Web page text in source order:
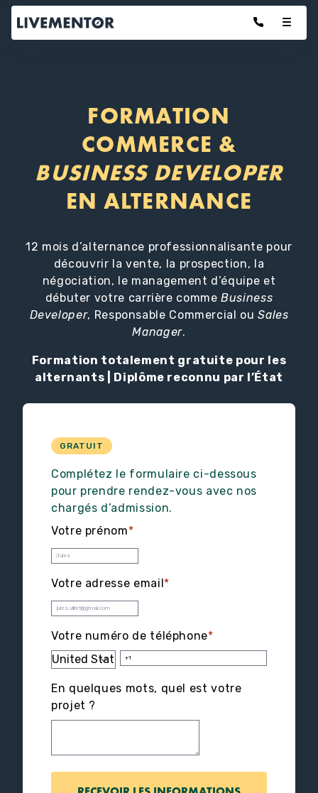
Aller
contenu
FORMATION
COMMERCE &
BUSINESS DEVELOPER
EN ALTERNANCE
12 mois d’alternance professionnalisante pour
découvrir la vente, la prospection, la
négociation, le management d’équipe et
débuter votre carrière commeBusiness
Developer, Responsable Commercial ouSales
Manager.
Formation totalement gratuite pour les
alternants | Diplôme reconnu par l’État
GRATUIT
Complétez le formulaire ci-dessous
pour prendre rendez-vous avec nos
chargés d’admission.
Votre prénom*
Votre adresse email*
Votre numéro de téléphone*
En quelques mots, quel est votre
projet ?